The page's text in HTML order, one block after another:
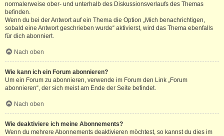
normalerweise ober- und unterhalb des Diskussionsverlaufs des Themas
befinden.
Wenn du bei der Antwort auf ein Thema die Option „Mich benachrichtigen,
sobald eine Antwort geschrieben wurde“ aktivierst, wird das Thema ebenfalls
für dich abonniert.
Nach oben
Wie kann ich ein Forum abonnieren?
Um ein Forum zu abonnieren, verwende im Forum den Link „Forum
abonnieren“, der sich meist am Ende der Seite befindet.
Nach oben
Wie deaktiviere ich meine Abonnements?
Wenn du mehrere Abonnements deaktivieren möchtest, so kannst du dies im